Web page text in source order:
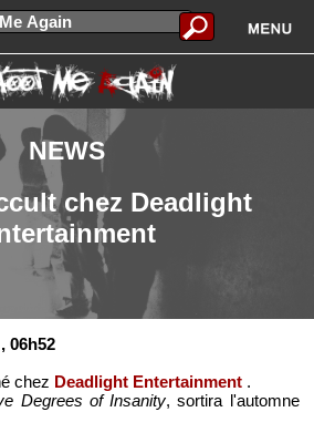
NEWS
chez Deadlight
, 06h52
chez Deadlight Entertainment .
Degrees of Insanity, sortira l'automne